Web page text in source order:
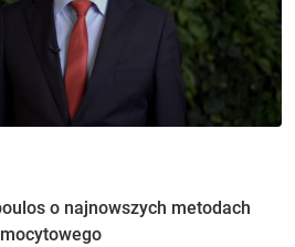
o najnowszych metodach